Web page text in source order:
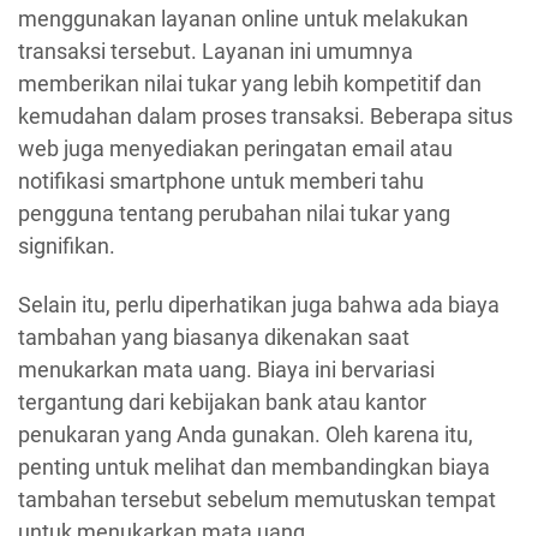
menggunakan layanan online untuk melakukan
transaksi tersebut. Layanan ini umumnya
memberikan nilai tukar yang lebih kompetitif dan
kemudahan dalam proses transaksi. Beberapa situs
web juga menyediakan peringatan email atau
notifikasi smartphone untuk memberi tahu
pengguna tentang perubahan nilai tukar yang
signifikan.
Selain itu, perlu diperhatikan juga bahwa ada biaya
tambahan yang biasanya dikenakan saat
menukarkan mata uang. Biaya ini bervariasi
tergantung dari kebijakan bank atau kantor
penukaran yang Anda gunakan. Oleh karena itu,
penting untuk melihat dan membandingkan biaya
tambahan tersebut sebelum memutuskan tempat